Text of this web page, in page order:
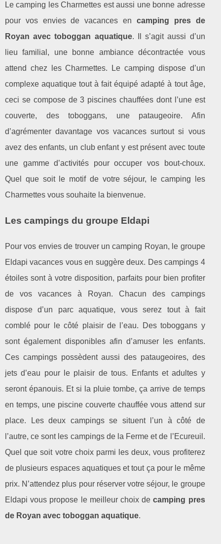
Le camping les Charmettes est aussi une bonne adresse
pour vos envies de vacances en camping pres de
Royan avec toboggan aquatique. Il s’agit aussi d’un
lieu familial, une bonne ambiance décontractée vous
attend chez les Charmettes. Le camping dispose d’un
complexe aquatique tout à fait équipé adapté à tout âge,
ceci se compose de 3 piscines chauffées dont l’une est
couverte, des toboggans, une pataugeoire. Afin
d’agrémenter davantage vos vacances surtout si vous
avez des enfants, un club enfant y est présent avec toute
une gamme d’activités pour occuper vos bout-choux.
Quel que soit le motif de votre séjour, le camping les
Charmettes vous souhaite la bienvenue.
Les campings du groupe Eldapi
Pour vos envies de trouver un camping Royan, le groupe
Eldapi vacances vous en suggère deux. Des campings 4
étoiles sont à votre disposition, parfaits pour bien profiter
de vos vacances à Royan. Chacun des campings
dispose d’un parc aquatique, vous serez tout à fait
comblé pour le côté plaisir de l’eau. Des toboggans y
sont également disponibles afin d’amuser les enfants.
Ces campings possèdent aussi des pataugeoires, des
jets d’eau pour le plaisir de tous. Enfants et adultes y
seront épanouis. Et si la pluie tombe, ça arrive de temps
en temps, une piscine couverte chauffée vous attend sur
place. Les deux campings se situent l’un à côté de
l’autre, ce sont les campings de la Ferme et de l’Ecureuil.
Quel que soit votre choix parmi les deux, vous profiterez
de plusieurs espaces aquatiques et tout ça pour le même
prix. N’attendez plus pour réserver votre séjour, le groupe
Eldapi vous propose le meilleur choix decamping pres
de Royan avec toboggan aquatique.